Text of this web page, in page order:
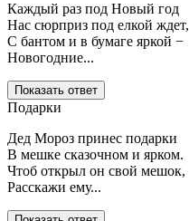
Каждый раз под Новый год
Нас сюрприз под елкой ждет,
С бантом и в бумаге яркой −
Новогодние...
Показать ответ
Подарки
Дед Мороз принес подарки
В мешке сказочном и ярком.
Чтоб открыл он свой мешок,
Расскажи ему...